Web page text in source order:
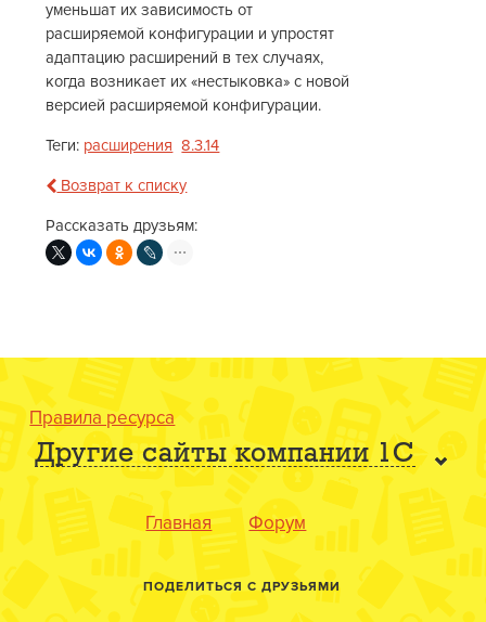
уменьшат их зависимость от
расширяемой конфигурации и упростят
адаптацию расширений в тех случаях,
когда возникает их «нестыковка» с новой
версией расширяемой конфигурации.
Теги: расширения 8.3.14
Возврат к списку
Рассказать друзьям:
Правила ресурса
Другие сайты компании 1С
Главная Форум
ПОДЕЛИТЬСЯ С ДРУЗЬЯМИ